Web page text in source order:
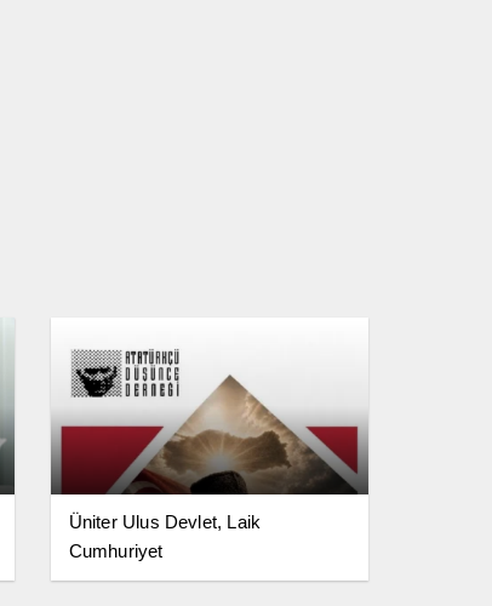
Üniter Ulus Devlet, Laik
Cumhuriyet